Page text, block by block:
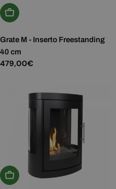
Aggiungi Al Carrello
Grate M - Inserto Freestanding
40 cm
Prezzo
479,00€
Aggiungi Al Carrello